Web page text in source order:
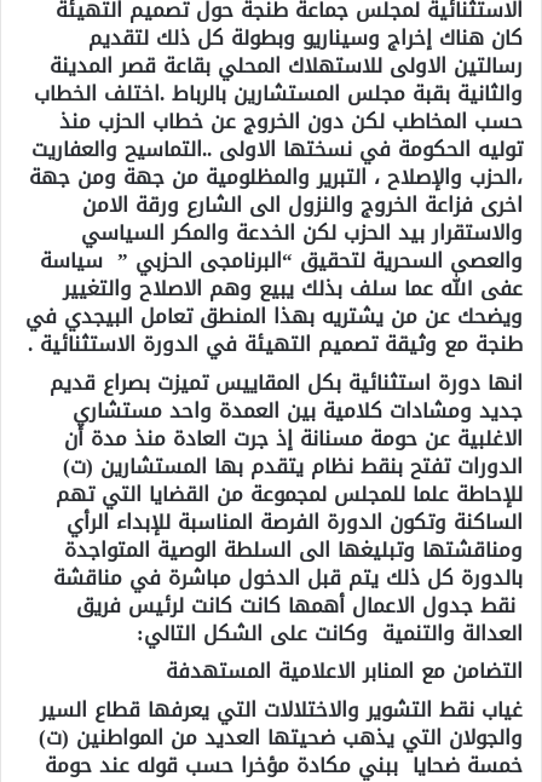
الاستثنائية لمجلس جماعة طنجة حول تصميم التهيئة
كان هناك إخراج وسيناريو وبطولة كل ذلك لتقديم
رسالتين الاولى للاستهلاك المحلي بقاعة قصر المدينة
والثانية بقبة مجلس المستشارين بالرباط .اختلف الخطاب
حسب المخاطب لكن دون الخروج عن خطاب الحزب منذ
توليه الحكومة في نسختها الاولى ..التماسيح والعفاريت
،الحزب والإصلاح ، التبرير والمظلومية من جهة ومن جهة
اخرى فزاعة الخروج والنزول الى الشارع ورقة الامن
والاستقرار بيد الحزب لكن الخدعة والمكر السياسي
والعصى السحرية لتحقيق “البرنامجى الحزبي ” سياسة
عفى الله عما سلف بذلك يبيع وهم الاصلاح والتغيير
ويضحك عن من يشتريه بهذا المنطق تعامل البيجدي في
طنجة مع وثيقة تصميم التهيئة في الدورة الاستثنائية .
انها دورة استثنائية بكل المقاييس تميزت بصراع قديم
جديد ومشادات كلامية بين العمدة واحد مستشاري
الاغلبية عن حومة مسنانة إذ جرت العادة منذ مدة أن
الدورات تفتح بنقط نظام يتقدم بها المستشارين (ت)
للإحاطة علما للمجلس لمجموعة من القضايا التي تهم
الساكنة وتكون الدورة الفرصة المناسبة للإبداء الرأي
ومناقشتها وتبليغها الى السلطة الوصية المتواجدة
بالدورة كل ذلك يتم قبل الدخول مباشرة في مناقشة
نقط جدول الاعمال أهمها كانت كانت لرئيس فريق
العدالة والتنمية وكانت على الشكل التالي:
التضامن مع المنابر الاعلامية المستهدفة
غياب نقط التشوير والاختلالات التي يعرفها قطاع السير
والجولان التي يذهب ضحيتها العديد من المواطنين (ت)
خمسة ضحايا ببني مكادة مؤخرا حسب قوله عند حومة